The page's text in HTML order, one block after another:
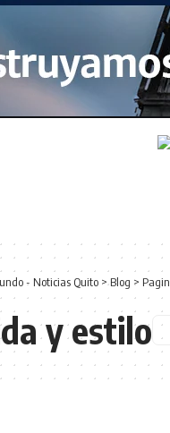
- Noticias Quito >Blog >
y estilo